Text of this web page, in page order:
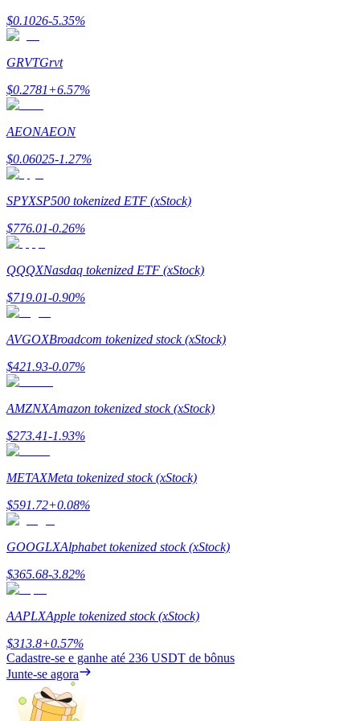
Ganhar
Porquinho poderoso
Ganhe recompensas competitivas diariamente
Estacamento
Altos retornos e acesso instantâneo
Launchpool
$0.1026-5.35%
GRVTGrvt
$0.2781+6.57%
AEONAEON
$0.06025-1.27%
SPYXSP500 tokenized ETF (xStock)
$776.01-0.26%
QQQXNasdaq tokenized ETF (xStock)
$719.01-0.90%
AVGOXBroadcom tokenized stock (xStock)
$421.93-0.07%
AMZNXAmazon tokenized stock (xStock)
$273.41-1.93%
METAXMeta tokenized stock (xStock)
$591.72+0.08%
GOOGLXAlphabet tokenized stock (xStock)
$365.68-3.82%
AAPLXApple tokenized stock (xStock)
$313.8+0.57%
Cadastre-se e ganhe até 236 USDT de bônus
Junte-se agora